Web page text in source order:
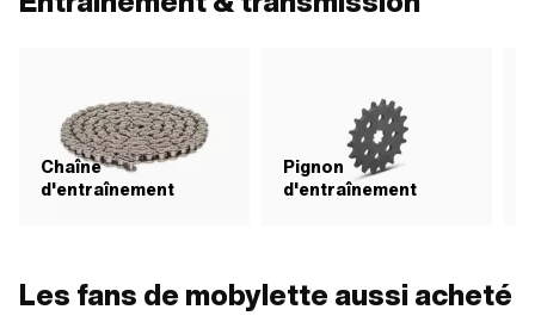
Chaîne
d'entraînement
Pignon
d'entraînement
Les fans de mobylette aussi acheté